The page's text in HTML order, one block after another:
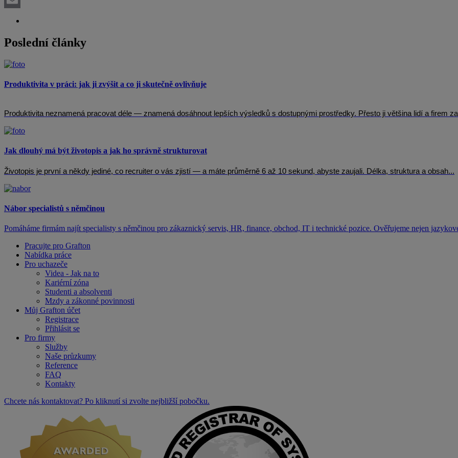
Poslední články
Produktivita v práci: jak ji zvýšit a co ji skutečně ovlivňuje
Produktivita neznamená pracovat déle — znamená dosáhnout lepších výsledků s dostupnými prostředky. Přesto ji většina lidí a firem
Jak dlouhý má být životopis a jak ho správně strukturovat
Životopis je první a někdy jediné, co recruiter o vás zjistí — a máte průměrně 6 až 10 sekund, abyste zaujali. Délka, struktura a obsah...
Nábor specialistů s němčinou
Pomáháme firmám najít specialisty s němčinou pro zákaznický servis, HR, finance, obchod, IT i technické pozice. Ověřujeme nejen
Pracujte pro Grafton
Nabídka práce
Pro uchazeče
Videa - Jak na to
Kariérní zóna
Studenti a absolventi
Mzdy a zákonné povinnosti
Můj Grafton účet
Registrace
Přihlásit se
Pro firmy
Služby
Naše průzkumy
Reference
FAQ
Kontakty
Chcete nás kontaktovat? Po kliknutí si zvolte nejbližší pobočku.